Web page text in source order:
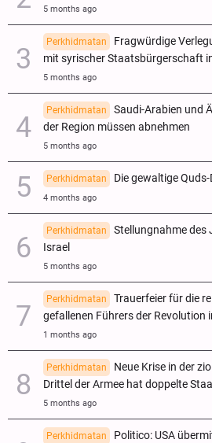
5 months ago
Perkhidmatan
Fragwürdige
mit syrischer Staatsbürgerschaft
5 months ago
Perkhidmatan
Saudi-Arabien und
der Region müssen abnehmen
5 months ago
Perkhidmatan Die gewaltige
4 months ago
Perkhidmatan
Stellungnahme des
Israel
5 months ago
Perkhidmatan
Trauerfeier für die
gefallenen Führers der Revolution
1 months ago
Perkhidmatan
Neue Krise in der
Drittel der Armee hat doppelte
5 months ago
Perkhidmatan
Politico: USA